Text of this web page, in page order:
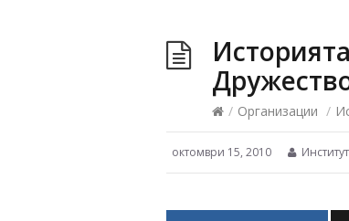
/ Организации /
октомври 15, 2010